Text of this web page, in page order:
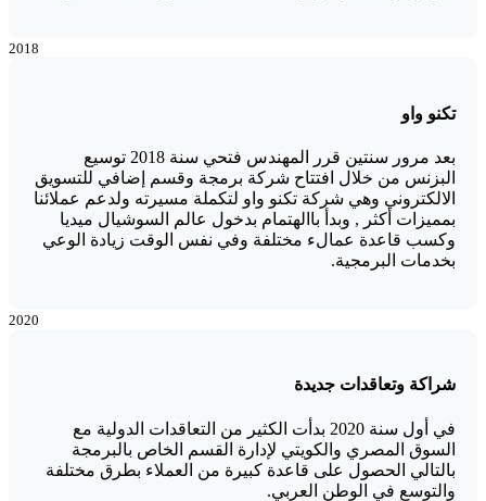
2018
تكنو واو
بعد مرور سنتين قرر المهندس فتحي سنة 2018 توسيع
البزنس من خلال افتتاح شركة برمجة وقسم إضافي للتسويق
الالكتروني وهي شركة تكنو واو لتكملة مسيرته ولدعم عملائنا
بمميزات أكثر , وبدأ باالهتمام بدخول عالم السوشيال ميديا
وكسب قاعدة عمالء مختلفة وفي نفس الوقت زيادة الوعي
بخدمات البرمجية.
2020
شراكة وتعاقدات جديدة
في أول سنة 2020 بدأت الكثير من التعاقدات الدولية مع
السوق المصري والكويتي لإدارة القسم الخاص بالبرمجة
بالتالي الحصول على قاعدة كبيرة من العملاء بطرق مختلفة
والتوسع في الوطن العربي.